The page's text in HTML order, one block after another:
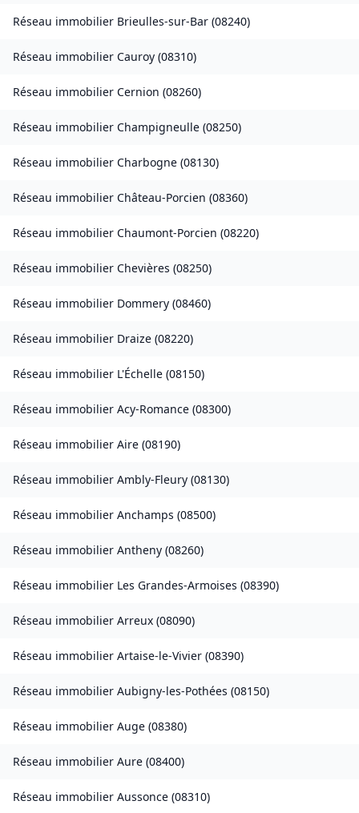
Réseau immobilier Brieulles-sur-Bar (08240)
Réseau immobilier Cauroy (08310)
Réseau immobilier Cernion (08260)
Réseau immobilier Champigneulle (08250)
Réseau immobilier Charbogne (08130)
Réseau immobilier Château-Porcien (08360)
Réseau immobilier Chaumont-Porcien (08220)
Réseau immobilier Chevières (08250)
Réseau immobilier Dommery (08460)
Réseau immobilier Draize (08220)
Réseau immobilier L'Échelle (08150)
Réseau immobilier Acy-Romance (08300)
Réseau immobilier Aire (08190)
Réseau immobilier Ambly-Fleury (08130)
Réseau immobilier Anchamps (08500)
Réseau immobilier Antheny (08260)
Réseau immobilier Les Grandes-Armoises (08390)
Réseau immobilier Arreux (08090)
Réseau immobilier Artaise-le-Vivier (08390)
Réseau immobilier Aubigny-les-Pothées (08150)
Réseau immobilier Auge (08380)
Réseau immobilier Aure (08400)
Réseau immobilier Aussonce (08310)